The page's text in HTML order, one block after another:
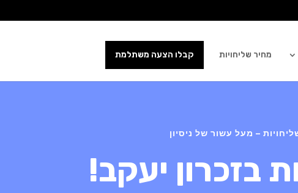
מחיר שליחויות קבלו הצעה משתלמת
– מעל עשור של ניסיון
בזכרון יעקב!